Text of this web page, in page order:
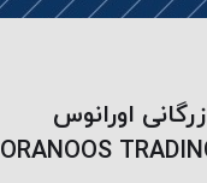
اورانوس
ORANOOS